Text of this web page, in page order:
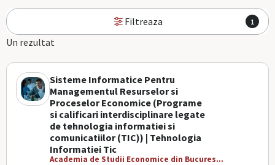
Filtreaza 1
Un rezultat
Sisteme Informatice Pentru
Managementul Resurselor si
Proceselor Economice (Programe
si calificari interdisciplinare legate
de tehnologia informatiei si
comunicatiilor (TIC)) | Tehnologia
Informatiei Tic
Academia de Studii Economice din Bucures...